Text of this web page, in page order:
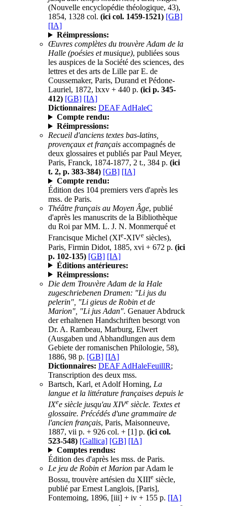
(Nouvelle encyclopédie théologique, 43),
1854, 1328 col. (ici col. 1459-1521) [GB]
[IA]
Réimpressions:
Œuvres complètes du trouvère Adam de la
Halle (poésies et musique), publiées sous
les auspices de la Société des sciences, des
lettres et des arts de Lille par E. de
Coussemaker, Paris, Durand et Pédone-
Lauriel, 1872, lxxv + 440 p. (ici p. 345-
412) [GB] [IA]
Dictionnaires: DEAF AdHaleC
Compte rendu:
Réimpressions:
Recueil d'anciens textes bas-latins,
provençaux et français accompagnés de
deux glossaires et publiés par Paul Meyer,
Paris, Franck, 1874-1877, 2 t., 384 p. (ici
t. 2, p. 383-384) [GB] [IA]
Compte rendu:
Édition des 104 premiers vers d'après les
mss. de Paris.
Théâtre français au Moyen Âge, publié
d'après les manuscrits de la Bibliothèque
du Roi par MM. L. J. N. Monmerqué et
Francisque Michel (XIe-XIVe siècles),
Paris, Firmin Didot, 1885, xvi + 672 p. (ici
p. 102-135) [GB] [IA]
Éditions antérieures:
Réimpressions:
Die dem Trouvère Adam de la Hale
zugeschriebenen Dramen: "Li jus du
pelerin", "Li gieus de Robin et de
Marion", "Li jus Adan". Genauer Abdruck
der erhaltenen Handschriften besorgt von
Dr. A. Rambeau, Marburg, Elwert
(Ausgaben und Abhandlungen aus dem
Gebiete der romanischen Philologie, 58),
1886, 98 p. [GB] [IA]
Dictionnaires: DEAF AdHaleFeuillR;
Transcription des deux mss.
Bartsch, Karl, et Adolf Horning, La
langue et la littérature françaises depuis le
IXee siècle jusqu'au XIVe siècle. Textes et
glossaire. Précédés d'une grammaire de
l'ancien français, Paris, Maisonneuve,
1887, vii p. + 926 col. + [1] p. (ici col.
523-548) [Gallica] [GB] [IA]
Comptes rendus:
Édition des d'après les mss. de Paris.
Le jeu de Robin et Marion par Adam le
Bossu, trouvère artésien du XIIIe siècle,
publié par Ernest Langlois, [Paris],
Fontemoing, 1896, [iii] + iv + 155 p. [IA]